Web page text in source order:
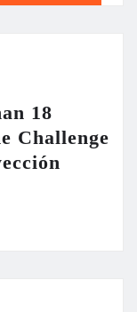
18
Challenge